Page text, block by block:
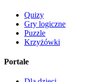
Quizy
Gry logiczne
Puzzle
Krzyżówki
Portale